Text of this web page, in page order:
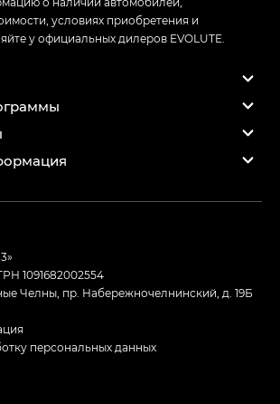
условиях приобретения и
у официальных дилеров EVOLUTE.
1091682002554
Челны, пр. Набережночелнинский, д. 19Б
персональных данных